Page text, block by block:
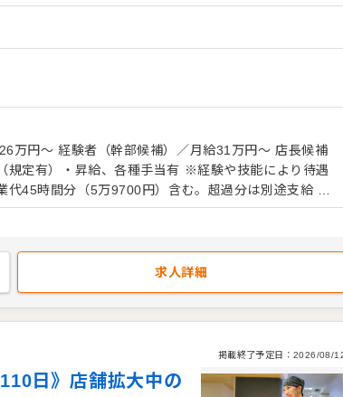
・食材管理、厨房内の衛生管理 経験や技術レ
しますのでご安心ください。 回転寿司店や寿司専門
階からご活躍いただけます。 修業を積んだ先
、 素材の持ち味を最大限に引き出す技術を間近で学
培ってきた経験や技術を尊重し、 「まだ現場で腕を
んな想いをしっかり受け止めます。 お客様の目
た来るよ」という言葉を直接もらえる、 職人として
万円〜 経験者（幹部候補）／月給31万円〜 店長候補
45時間分（5万9700円）含む。超過分は別途支給 ※
求人詳細
掲載終了予定日： 2026/08/
日》店舗拡大中の